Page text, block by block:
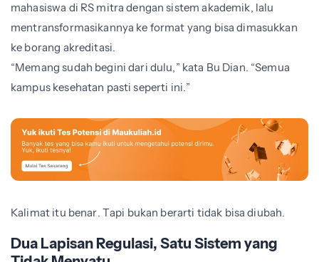
mahasiswa di RS mitra dengan sistem akademik, lalu
mentransformasikannya ke format yang bisa dimasukkan
ke borang akreditasi.
“Memang sudah begini dari dulu,” kata Bu Dian. “Semua
kampus kesehatan pasti seperti ini.”
Kalimat itu benar. Tapi bukan berarti tidak bisa diubah.
Dua Lapisan Regulasi, Satu Sistem yang